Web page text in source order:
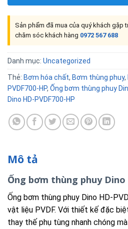
Sản phẩm đã mua của quý khách gặp
chăm sóc khách hàng 0972 567 688
Danh mục: Uncategorized
Thẻ: Bơm hóa chất, Bơm thùng phuy,
PVDF700-HP, Ống bơm thùng phuy
Dino HD-PVDF700-HP
Mô tả
Ống bơm thùng phuy Dino
Ống bơm thùng phuy Dino HD-
vật liệu PVDF. Với thiết kế đặc
thay thế phụ tùng nhanh chóng